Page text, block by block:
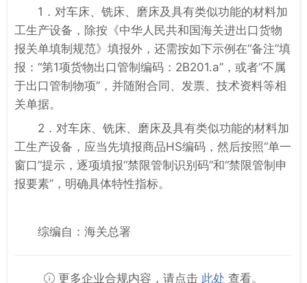
1．对车床、铣床、磨床及具有类似功能的材料加
工生产设备，除按《中华人民共和国海关进出口货物
报关单填制规范》填报外，还需按如下示例在“备注”填
报：“第1项货物出口管制编码：2B201.a”，或者“不属
于出口管制物项”，并随附合同、发票、技术资料等相
关单据。
2．对车床、铣床、磨床及具有类似功能的材料加
工生产设备，应当先填报商品HS编码，然后按照“单一
窗口”提示，逐项填报“禁限管制识别码”和“禁限管制申
报要素”，明确具体特性指标。
综编自：海关总署
更多企业合规内容，请点击 此处 查看。